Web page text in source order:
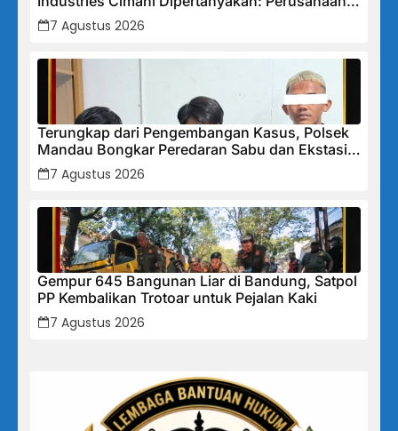
Klaim Rugi, Laporan Keuangan Justru
Tunjukkan Penurunan Laba.
7 Agustus 2026
Terungkap dari Pengembangan Kasus, Polsek
Mandau Bongkar Peredaran Sabu dan Ekstasi
di Air Jamban, Tiga Pelaku Diamankan
7 Agustus 2026
Gempur 645 Bangunan Liar di Bandung, Satpol
PP Kembalikan Trotoar untuk Pejalan Kaki
7 Agustus 2026